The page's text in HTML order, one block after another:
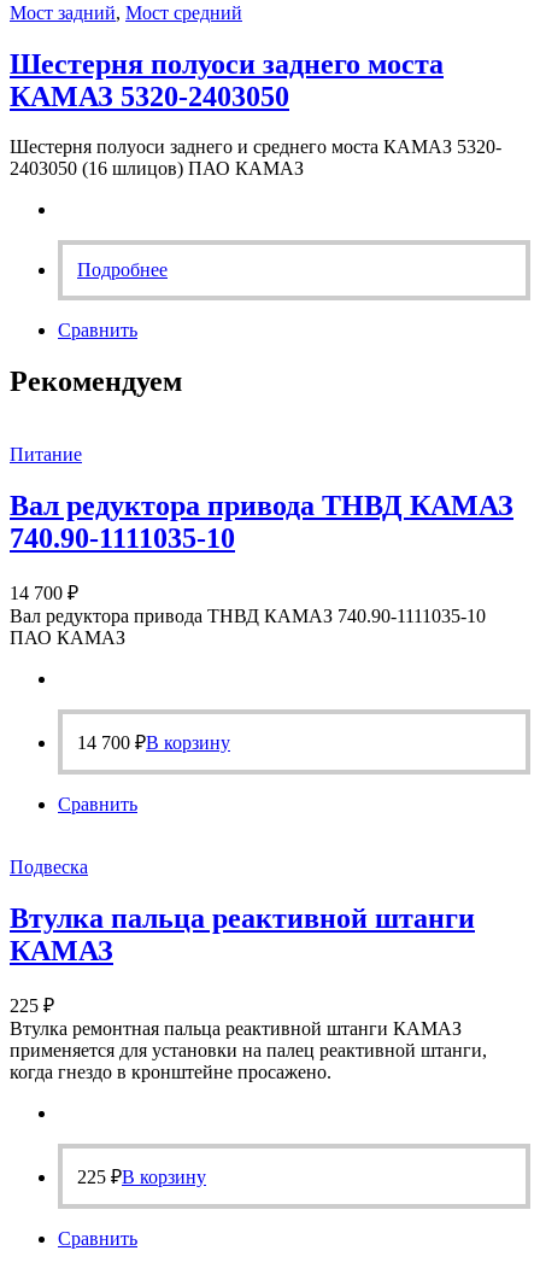
Мост задний, Мост средний
Шестерня полуоси заднего моста
КАМАЗ 5320-2403050
Шестерня полуоси заднего и среднего моста КАМАЗ 5320-
2403050 (16 шлицов) ПАО КАМАЗ
Подробнее
Сравнить
Рекомендуем
Питание
Вал редуктора привода ТНВД КАМАЗ
740.90-1111035-10
14 700 ₽
Вал редуктора привода ТНВД КАМАЗ 740.90-1111035-10
ПАО КАМАЗ
14 700 ₽В корзину
Сравнить
Подвеска
Втулка пальца реактивной штанги
КАМАЗ
225 ₽
Втулка ремонтная пальца реактивной штанги КАМАЗ
применяется для установки на палец реактивной штанги,
когда гнездо в кронштейне просажено.
225 ₽В корзину
Сравнить